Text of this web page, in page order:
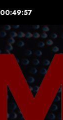
00:49:58